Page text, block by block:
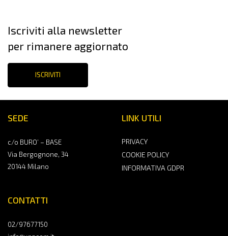
SEDE
c/o BURO’ – BASE
Via Bergognone, 34
20144 Milano
CONTATTI
02/97677150
LINK UTILI
PRIVACY
COOKIE POLICY
INFORMATIVA GDPR
Iscriviti alla newsletter
per rimanere aggiornato
ISCRIVITI